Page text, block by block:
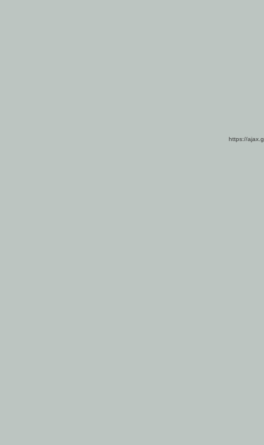
https://